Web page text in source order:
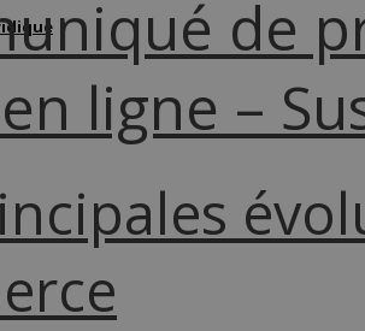
de
ligne –